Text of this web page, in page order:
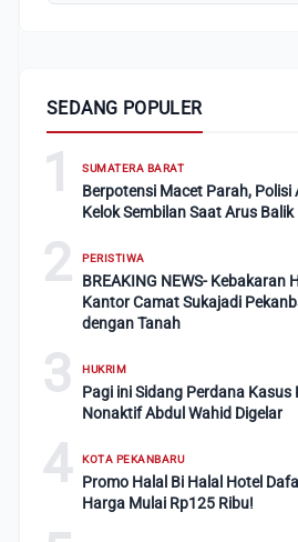
SEDANG POPULER
1 SUMATERA BARAT
Berpotensi Macet Parah, Polisi
Kelok Sembilan Saat Arus
2 PERISTIWA
BREAKING NEWS- Kebakaran
Kantor Camat Sukajadi
dengan Tanah
3 HUKRIM
Pagi ini Sidang Perdana
Nonaktif Abdul Wahid Digelar
4 KOTA PEKANBARU
Promo Halal Bi Halal Hotel
Harga Mulai Rp125 Ribu!